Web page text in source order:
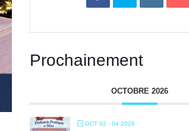
Prochainement
OCTOBRE 2026
OCT 02 - 04 2026